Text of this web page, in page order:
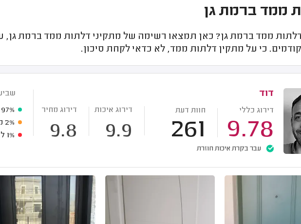
ממד ברמת גן
ממד ברמת גן? כאן תמצאו רשימה של מתקיני דלתות ממד ברמת גן,
כי על מתקין דלתות ממד, לא כדאי לקחת סיכון.
דוד
דירוג כללי
9.78
חוות דעת
261
דירוג איכות
9.9
דירוג מחיר
9.8
עבר בקרת איכות חוזרת
97%
2%
1%